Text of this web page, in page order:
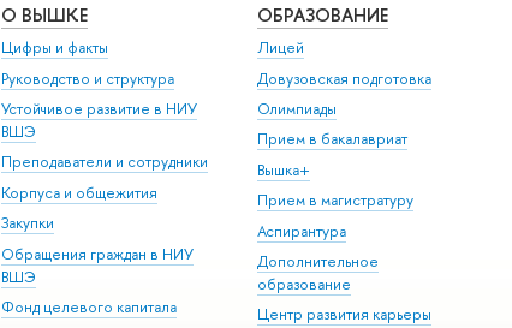
О ВЫШКЕ
Цифры и факты
Руководство и структура
Устойчивое развитие в НИУ
ВШЭ
Преподаватели и сотрудники
Корпуса и общежития
Закупки
Обращения граждан в НИУ
ВШЭ
Фонд целевого капитала
ОБРАЗОВАНИЕ
Лицей
Довузовская подготовка
Олимпиады
Прием в бакалавриат
Вышка+
Прием в магистратуру
Аспирантура
Дополнительное
образование
Центр развития карьеры